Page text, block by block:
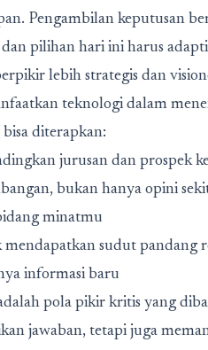
Pengambilan keputusan
pilihan hari ini harus
lebih strategis dan
teknologi dalam
diterapkan:
jurusan dan prospek
bukan hanya opini
minatmu
sudut pandang
informasi baru
pola pikir kritis yang
jawaban, tetapi juga